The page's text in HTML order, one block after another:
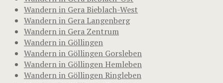
Wandern in Gera Bieblach-West
Wandern in Gera Langenberg
Wandern in Gera Zentrum
Wandern in Göllingen
Wandern in Göllingen Gorsleben
Wandern in Göllingen Hemleben
Wandern in Göllingen Ringleben